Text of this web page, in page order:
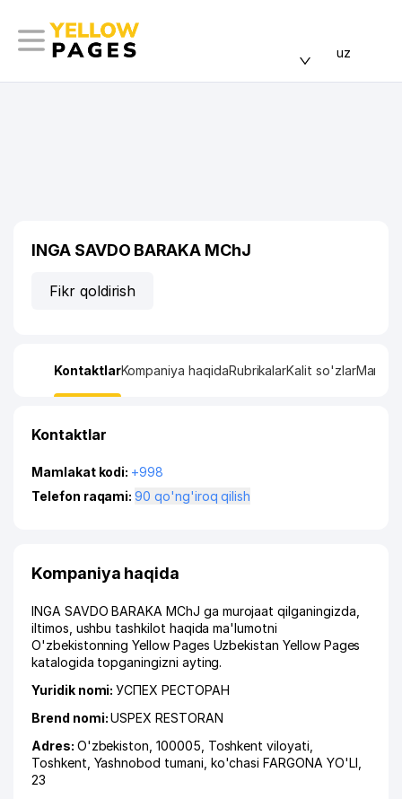
uz
INGA SAVDO BARAKA MChJ
Fikr qoldirish
KontaktlarKompaniya haqidaRubrikalarKalit so'zlarManzil
Kontaktlar
Mamlakat kodi: +998
Telefon raqami:
90 qo'ng'iroq qilish
Kompaniya haqida
INGA SAVDO BARAKA MChJ ga murojaat qilganingizda,
iltimos, ushbu tashkilot haqida ma'lumotni
O'zbekistonning Yellow Pages Uzbekistan Yellow Pages
katalogida topganingizni ayting.
Yuridik nomi:УСПЕХ РЕСТОРАН
Brend nomi:USPEX RESTORAN
Adres: O'zbekiston, 100005, Toshkent viloyati
Toshkent Yashnobod tumani ko'chasi FARGONA YO'LI
23